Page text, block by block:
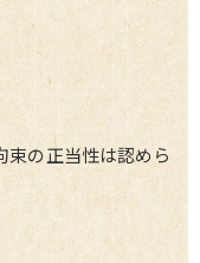
の正当性は認めら